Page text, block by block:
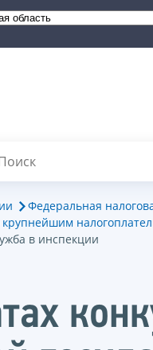
Федеральная
в инспекции